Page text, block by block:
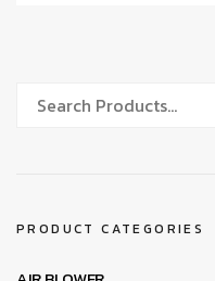
PRODUCT CATEGORIES